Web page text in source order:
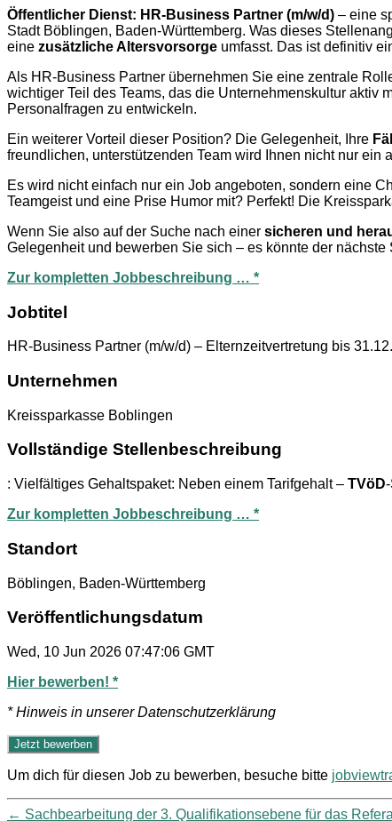
Öffentlicher Dienst: HR-Business Partner (m/w/d) – eine
Stadt Böblingen, Baden-Württemberg. Was dieses
eine zusätzliche Altersvorsorge umfasst. Das ist definitiv
Als HR-Business Partner übernehmen Sie eine zentrale
wichtiger Teil des Teams, das die Unternehmenskultur aktiv
Personalfragen zu entwickeln.
Ein weiterer Vorteil dieser Position? Die Gelegenheit, Ihre
freundlichen, unterstützenden Team wird Ihnen nicht nur
Es wird nicht einfach nur ein Job angeboten, sondern eine
Teamgeist und eine Prise Humor mit? Perfekt! Die
Wenn Sie also auf der Suche nach einer sicheren und
Gelegenheit und bewerben Sie sich – es könnte der nächste
Zur kompletten Jobbeschreibung … *
Jobtitel
HR-Business Partner (m/w/d) – Elternzeitvertretung bis
Unternehmen
Kreissparkasse Boblingen
Vollständige Stellenbeschreibung
: Vielfältiges Gehaltspaket: Neben einem Tarifgehalt – TVöD
Zur kompletten Jobbeschreibung … *
Standort
Böblingen, Baden-Württemberg
Veröffentlichungsdatum
Wed, 10 Jun 2026 07:47:06 GMT
Hier bewerben! *
* Hinweis in unserer Datenschutzerklärung
Um dich für diesen Job zu bewerben, besuche bitte
← Sachbearbeitung der 3. Qualifikationsebene für das